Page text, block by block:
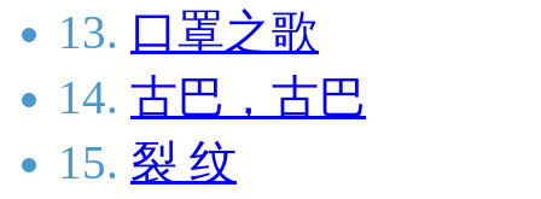
13. 口罩之歌
14. 古巴，古巴
15. 裂 纹